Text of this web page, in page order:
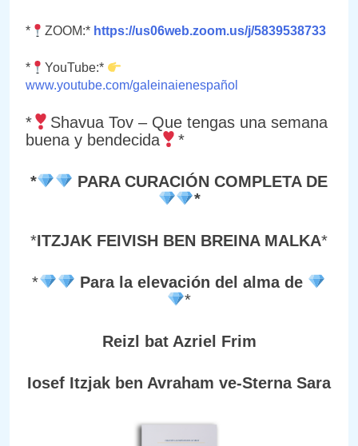
* ZOOM:* https://us06web.zoom.us/j/5839538733
*
YouTube:*
www.youtube.com/galeinaienespañol
*
Shavua Tov – Que tengas una semana
buena y bendecida
*
*
PARA CURACIÓN COMPLETA DE
*
*ITZJAK FEIVISH BEN BREINA MALKA*
*
Para la elevación del alma de
*
Reizl bat Azriel Frim
Iosef Itzjak ben Avraham ve-Sterna Sara